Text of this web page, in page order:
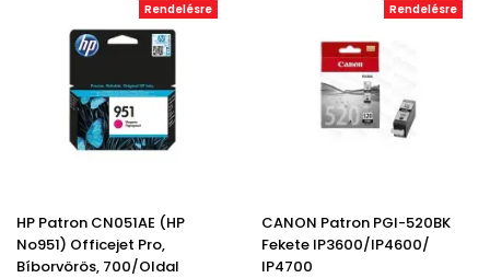
Rendelésre
HP Patron CN051AE (HP
No951) Officejet Pro,
Bíborvörös, 700/oldal
Rendelésre
CANON Patron PGI-520BK
Fekete IP3600/IP4600/
IP4700